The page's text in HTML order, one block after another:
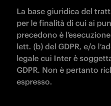
La base giuridica del
per le finalità di cui ai
precedono è
lett. (b) del GDPR, e/o
legale cui Inter è
GDPR. Non è pertanto
espresso.